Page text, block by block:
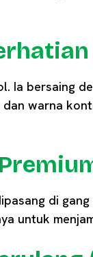
Ia bersaing
warna
di
untuk